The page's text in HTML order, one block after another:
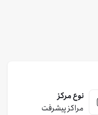
نوع مرکز
مراکز پیشرفت